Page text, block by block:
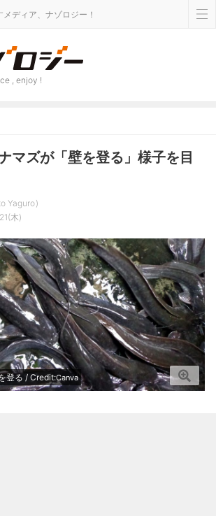
ディア、ナゾロジー！
, enjoy !
マズが「壁を登る」様子を目
Yaguro
木)
登る / Credit:Canva